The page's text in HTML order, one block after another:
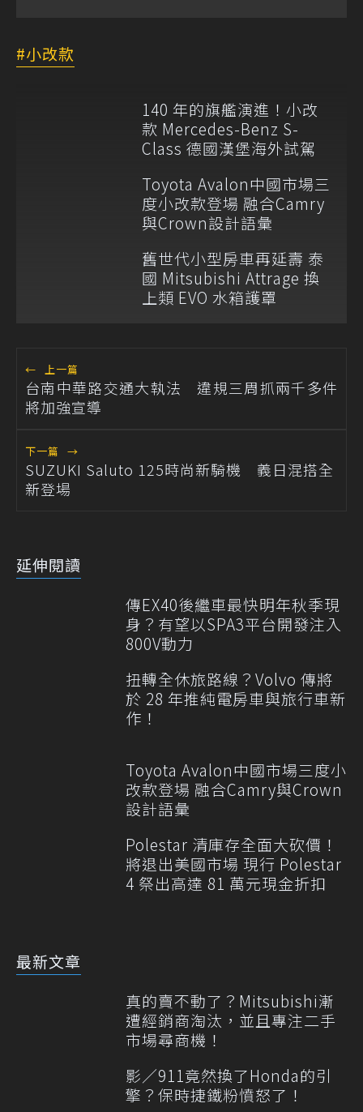
小改款
140 年的旗艦演進！小改
款 Mercedes-Benz S-
Class 德國漢堡海外試駕
Toyota Avalon中國市場三
度小改款登場 融合Camry
與Crown設計語彙
舊世代小型房車再延壽 泰
國 Mitsubishi Attrage 換
上類 EVO 水箱護罩
← 上一篇
台南中華路交通大執法 違規三周抓兩千多件
將加強宣導
下一篇 →
SUZUKI Saluto 125時尚新騎機 義日混搭全
新登場
延伸閱讀
傳EX40後繼車最快明年秋季現
身？有望以SPA3平台開發注入
800V動力
扭轉全休旅路線？Volvo 傳將
於 28 年推純電房車與旅行車新
作！
Toyota Avalon中國市場三度小
改款登場 融合Camry與Crown
設計語彙
Polestar 清庫存全面大砍價！
將退出美國市場 現行 Polestar
4 祭出高達 81 萬元現金折扣
最新文章
真的賣不動了？Mitsubishi漸
遭經銷商淘汰，並且專注二手
市場尋商機！
影／911竟然換了Honda的引
擎？保時捷鐵粉憤怒了！